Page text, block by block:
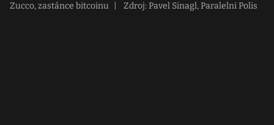
Zucco, zastánce bitcoinu
Zdroj: Pavel Sinagl, Paralelni Polis